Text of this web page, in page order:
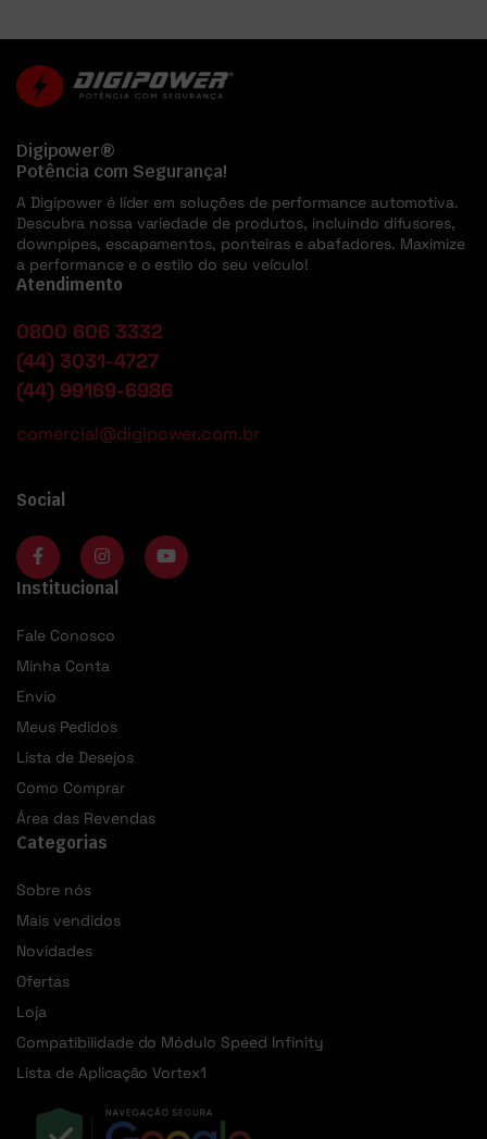
Digipower®
Potência com Segurança!
A Digipower é líder em soluções de performance automotiva.
Descubra nossa variedade de produtos, incluindo difusores,
downpipes, escapamentos, ponteiras e abafadores. Maximize
a performance e o estilo do seu veículo!
Atendimento
0800 606 3332
(44) 3031-4727
(44) 99169-6986
comercial@digipower.com.br
Social
Institucional
Fale Conosco
Minha Conta
Envio
Meus Pedidos
Lista de Desejos
Como Comprar
Área das Revendas
Categorias
Sobre nós
Mais vendidos
Novidades
Ofertas
Loja
Compatibilidade do Módulo Speed Infinity
Lista de Aplicação Vortex1